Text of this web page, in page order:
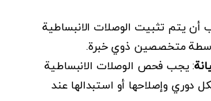
أن يتم تثبيت الوصلات الانبساطية
متخصصين ذوي خبرة.
: يجب فحص الوصلات الانبساطية
دوري وإصلاحها أو استبدالها عند